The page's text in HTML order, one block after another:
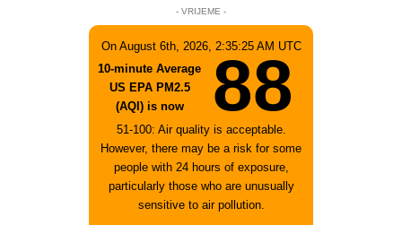
- VRIJEME -
On August 6th, 2026, 2:35:25 AM UTC
10-minute Average
US EPA PM2.5
(AQI) is now
88
51-100: Air quality is acceptable.
However, there may be a risk for some
people with 24 hours of exposure,
particularly those who are unusually
sensitive to air pollution.